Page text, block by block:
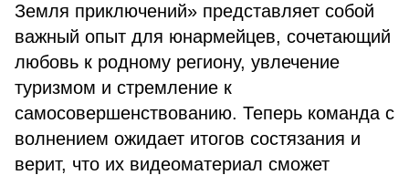
Земля приключений» представляет собой
важный опыт для юнармейцев, сочетающий
любовь к родному региону, увлечение
туризмом и стремление к
самосовершенствованию. Теперь команда с
волнением ожидает итогов состязания и
верит, что их видеоматериал сможет